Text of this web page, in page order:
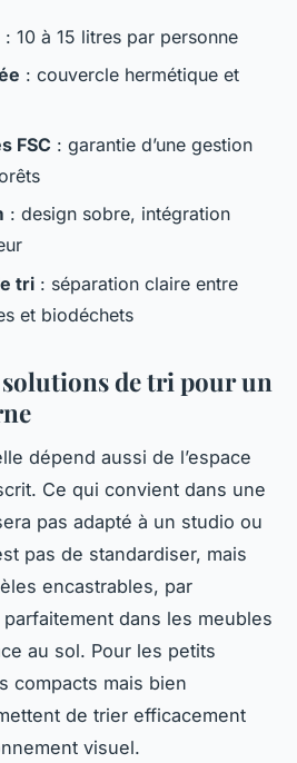
: 10 à 15 litres par personne
: couvercle hermétique et
FSC : garantie d’une gestion
: design sobre, intégration
tri : séparation claire entre
et biodéchets
de tri pour un
dépend aussi de l’espace
Ce qui convient dans une
pas adapté à un studio ou
pas de standardiser, mais
encastrables, par
dans les meubles
au sol. Pour les petits
compacts mais bien
de trier efficacement
visuel.